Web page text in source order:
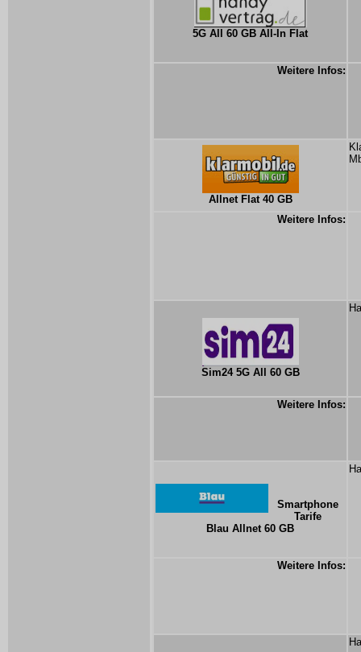
5G All 60 GB All-In Flat
Weitere Infos:
Allnet Flat 40 GB
Weitere Infos:
Sim24 5G All 60 GB
Weitere Infos:
Smartphone
Tarife
Blau Allnet 60 GB
Weitere Infos: